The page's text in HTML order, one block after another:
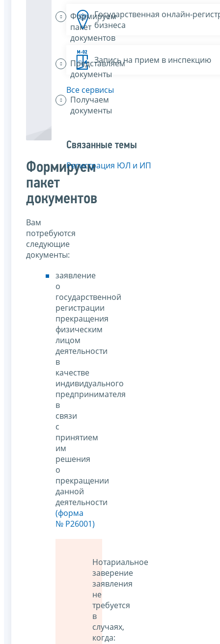
Формируем
пакет
документов
Представляем
документы
Получаем
документы
Формируем
пакет
документов
Вам
потребуются
следующие
документы:
заявление
о
государственной
регистрации
прекращения
физическим
лицом
деятельности
в
качестве
индивидуального
предпринимателя
в
связи
с
принятием
им
решения
о
прекращении
данной
деятельности
(форма
№ Р26001)
Нотариальное
заверение
заявления
не
требуется
в
случаях,
когда:
Государственная онлайн-
бизнеса
Запись на прием в инспекцию
Все сервисы
Связанные темы
Регистрация ЮЛ и ИП